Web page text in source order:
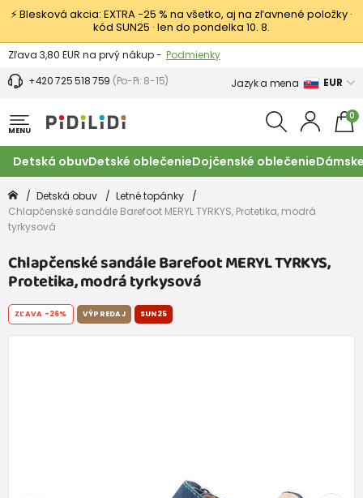
⚡ Blesková akcia: EXTRA −25 % na všetko, aj na zľavnené položky ·
kód SUN25 · len do pondelka 10. 8.
Výmena a vrátenie tovaru - Zobraziť
Zľava 3,80 EUR na prvý nákup - Podmienky
+420 725 518 759 (Po-Pi: 8-15) Jazyk a mena EUR
MENU
0
Detská obuvDetské oblečenieDojčenské oblečenie
Detská obuv
Letné topánky
Chlapčenské sandále Barefoot MERYL TYRKYS, Protetika, modrá
tyrkysová
Chlapčenské sandále Barefoot MERYL TYRKYS,
Protetika, modrá tyrkysová
ZĽAVA -26% VÝPREDAJ SUN25